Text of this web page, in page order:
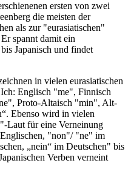
ersten von zwei
die meisten der
als zur "eurasiatischen"
spannt damit ein
Japanisch und findet
in vielen eurasiatischen
Ich: Englisch "me", Finnisch
Proto-Altaisch "min", Alt-
Ebenso wird in vielen
Laut für eine Verneinung
"non"/ "ne" im
„nein“ im Deutschen" bis
Verben verneint